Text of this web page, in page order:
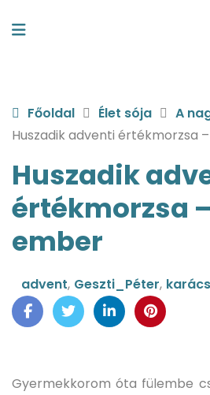
Főoldal Élet sója
A
Huszadik adventi értékmorzsa
Huszadik
értékmorzsa
ember
advent, Geszti_Péter,
Gyermekkorom óta fülembe